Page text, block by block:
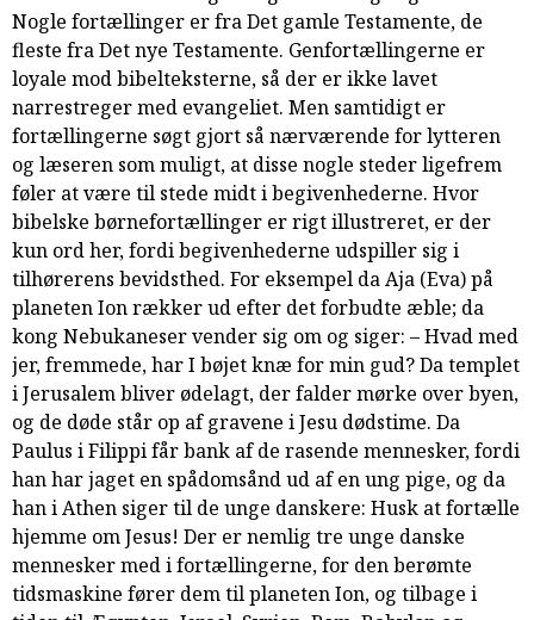
7.0:
Arrangementer
7.1:
Sommerstævne
7.2:
Nordisk
samarbejde
8.0:
Støt
KABB!
9.0:
Links
Næste
indlæg:
Flugt
og
befrielseForrige
indlæg:
For
intet
Nogle fortællinger er fra Det gamle Testamente, de
fleste fra Det nye Testamente. Genfortællingerne er
loyale mod bibelteksterne, så der er ikke lavet
narrestreger med evangeliet. Men samtidigt er
fortællingerne søgt gjort så nærværende for lytteren
og læseren som muligt, at disse nogle steder ligefrem
føler at være til stede midt i begivenhederne. Hvor
bibelske børnefortællinger er rigt illustreret, er der
kun ord her, fordi begivenhederne udspiller sig i
tilhørerens bevidsthed. For eksempel da Aja (Eva) på
planeten Ion rækker ud efter det forbudte æble; da
kong Nebukaneser vender sig om og siger: – Hvad med
jer, fremmede, har I bøjet knæ for min gud? Da templet
i Jerusalem bliver ødelagt, der falder mørke over byen,
og de døde står op af gravene i Jesu dødstime. Da
Paulus i Filippi får bank af de rasende mennesker, fordi
han har jaget en spådomsånd ud af en ung pige, og da
han i Athen siger til de unge danskere: Husk at fortælle
hjemme om Jesus! Der er nemlig tre unge danske
mennesker med i fortællingerne, for den berømte
tidsmaskine fører dem til planeten Ion, og tilbage i